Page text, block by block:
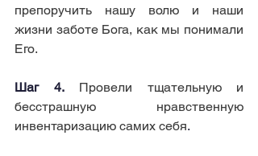
препоручить нашу волю и наши
жизни заботе Бога, как мы понимали
Его.
Шаг 4.
Провели тщательную и
бесстрашную нравственную
инвентаризацию самих себя.